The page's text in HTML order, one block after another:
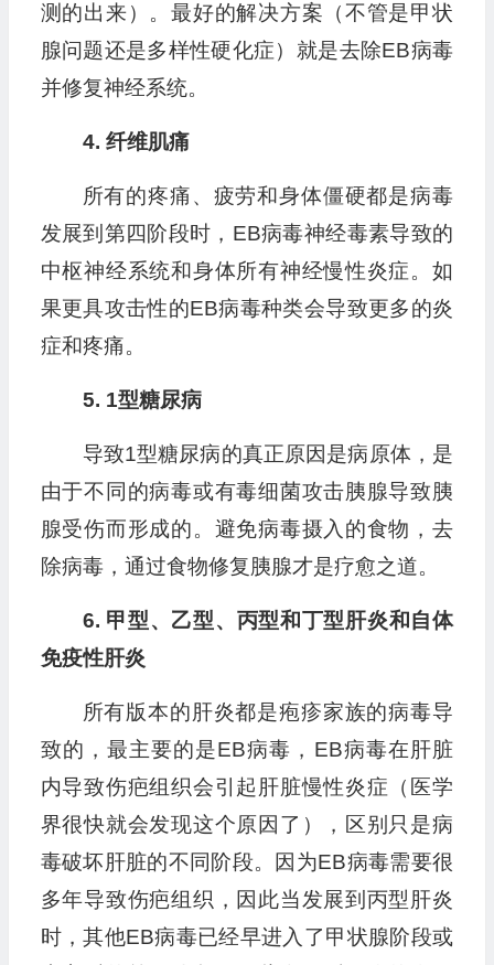
测的出来）。最好的解决方案（不管是甲状
腺问题还是多样性硬化症）就是去除EB病毒
并修复神经系统。
4. 纤维肌痛
所有的疼痛、疲劳和身体僵硬都是病毒
发展到第四阶段时，EB病毒神经毒素导致的
中枢神经系统和身体所有神经慢性炎症。如
果更具攻击性的EB病毒种类会导致更多的炎
症和疼痛。
5. 1型糖尿病
导致1型糖尿病的真正原因是病原体，是
由于不同的病毒或有毒细菌攻击胰腺导致胰
腺受伤而形成的。避免病毒摄入的食物，去
除病毒，通过食物修复胰腺才是疗愈之道。
6. 甲型、乙型、丙型和丁型肝炎和自体
免疫性肝炎
所有版本的肝炎都是疱疹家族的病毒导
致的，最主要的是EB病毒，EB病毒在肝脏
内导致伤疤组织会引起肝脏慢性炎症（医学
界很快就会发现这个原因了），区别只是病
毒破坏肝脏的不同阶段。因为EB病毒需要很
多年导致伤疤组织，因此当发展到丙型肝炎
时，其他EB病毒已经早进入了甲状腺阶段或